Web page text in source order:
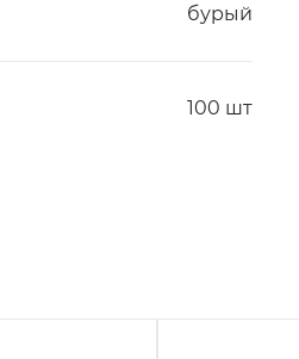
бурый
100 шт